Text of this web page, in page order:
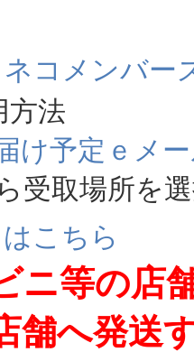
コメンバー
法
け予定ｅメ
受取場所を
こちら
ニ等の店
舗へ発送